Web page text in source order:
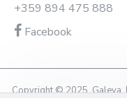
+359 894 475 888
Facebook
Copyright © 2025, Galeya,